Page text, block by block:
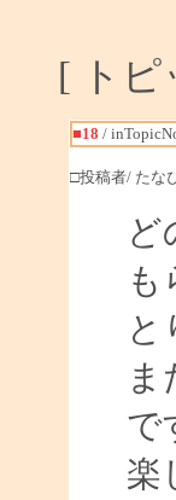
[ ト
■18 /
□投稿者/ たな
ど
も
と
で
楽